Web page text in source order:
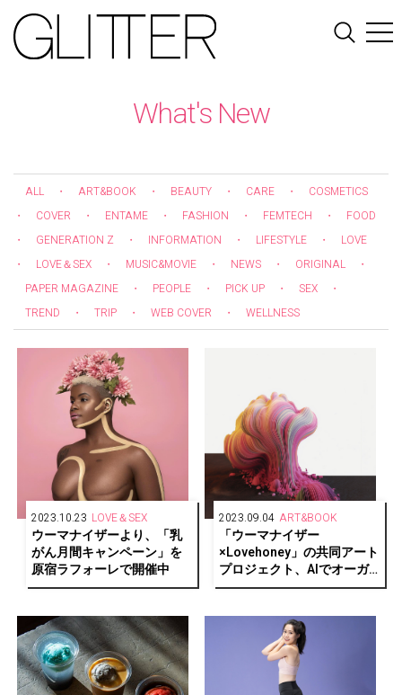
What's New
ALL ・ ART&BOOK ・ BEAUTY ・ CARE ・
COSMETICS
・
COVER ・ ENTAME ・ FASHION ・ FEMTECH ・
FOOD
・
GENERATION Z ・ INFORMATION ・ LIFESTYLE ・
LOVE
・
LOVE＆SEX ・ MUSIC&MOVIE ・ NEWS ・ ORIGINAL
・
PAPER MAGAZINE
・ PEOPLE ・ PICK UP ・ SEX
・
TREND
・ TRIP ・ WEB COVER ・ WELLNESS
2023.10.23 LOVE＆SEX
ウーマナイザーより、「乳
がん月間キャンペーン」を
原宿ラフォーレで開催中
2023.09.04 ART&BOOK
「ウーマナイザー
×Lovehoney」の共同アート
プロジェクト、AIでオーガ
ズムを再現した「オーガズ